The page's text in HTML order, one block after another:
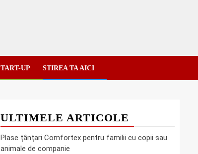
UP STIREA TA AICI
ULTIMELE ARTICOLE
Plase țânțari Comfortex pentru familii cu copii sau
animale de companie